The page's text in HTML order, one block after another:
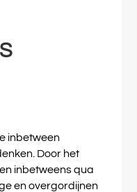
inbetween
Door het
inbetweens qua
en overgordijnen